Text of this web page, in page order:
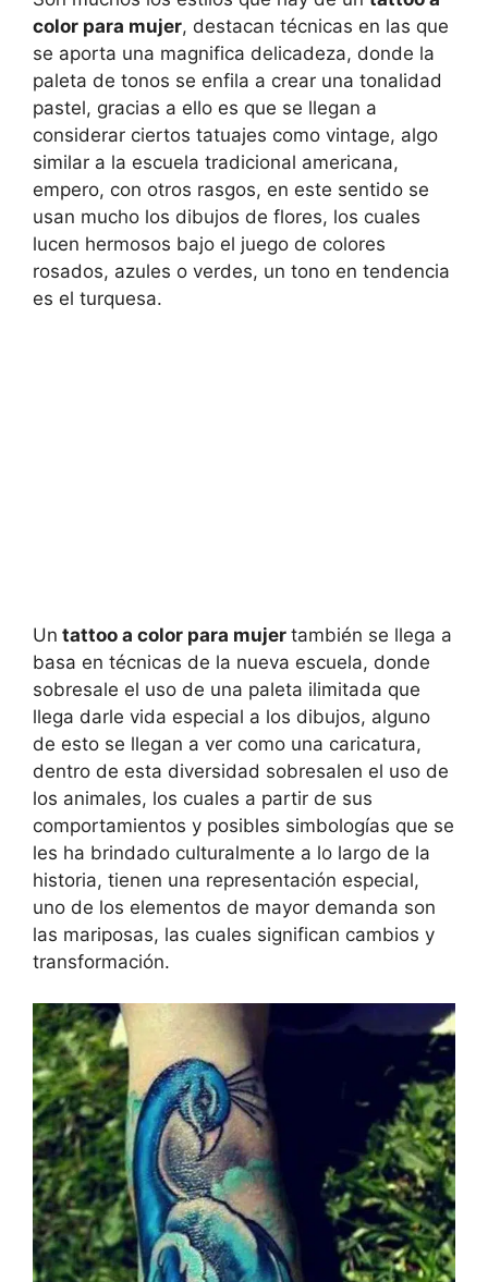
color para mujer, destacan técnicas en las que
se aporta una magnifica delicadeza, donde la
paleta de tonos se enfila a crear una tonalidad
pastel, gracias a ello es que se llegan a
considerar ciertos tatuajes como vintage, algo
similar a la escuela tradicional americana,
empero, con otros rasgos, en este sentido se
usan mucho los dibujos de flores, los cuales
lucen hermosos bajo el juego de colores
rosados, azules o verdes, un tono en tendencia
es el turquesa.
Un tattoo a color para mujer también se llega a
basa en técnicas de la nueva escuela, donde
sobresale el uso de una paleta ilimitada que
llega darle vida especial a los dibujos, alguno
de esto se llegan a ver como una caricatura,
dentro de esta diversidad sobresalen el uso de
los animales, los cuales a partir de sus
comportamientos y posibles simbologías que se
les ha brindado culturalmente a lo largo de la
historia, tienen una representación especial,
uno de los elementos de mayor demanda son
las mariposas, las cuales significan cambios y
transformación.